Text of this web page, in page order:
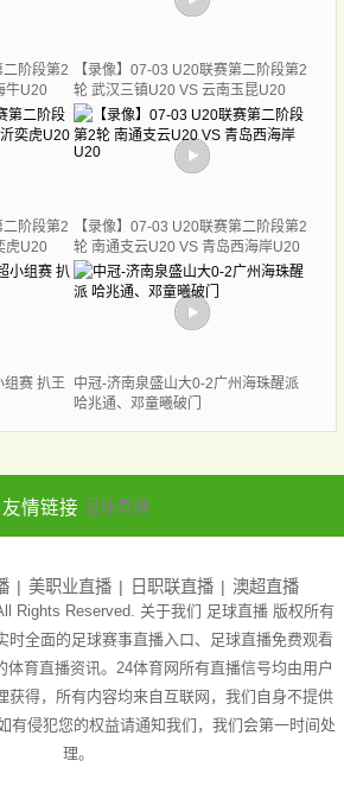
二阶段第2
牛U20
【录像】07-03 U20联赛第二阶段第2
轮 武汉三镇U20 VS 云南玉昆U20
二阶段第2
虎U20
【录像】07-03 U20联赛第二阶段第2
轮 南通支云U20 VS 青岛西海岸U20
组赛 扒王 中冠-济南泉盛山大0-2广州海珠醒派
哈兆通、邓童曦破门
友情链接 足球直播
美职业直播 日职联直播 澳超直播
Rights Reserved. 关于我们 足球直播版权所有
时全面的足球赛事直播入口、足球直播免费观看
体育直播资讯。24体育网所有直播信号均由用户
获得，所有内容均来自互联网，我们自身不提供
有侵犯您的权益请通知我们，我们会第一时间处
理。